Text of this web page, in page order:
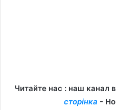
Читайте нас : наш канал в
сторінка -